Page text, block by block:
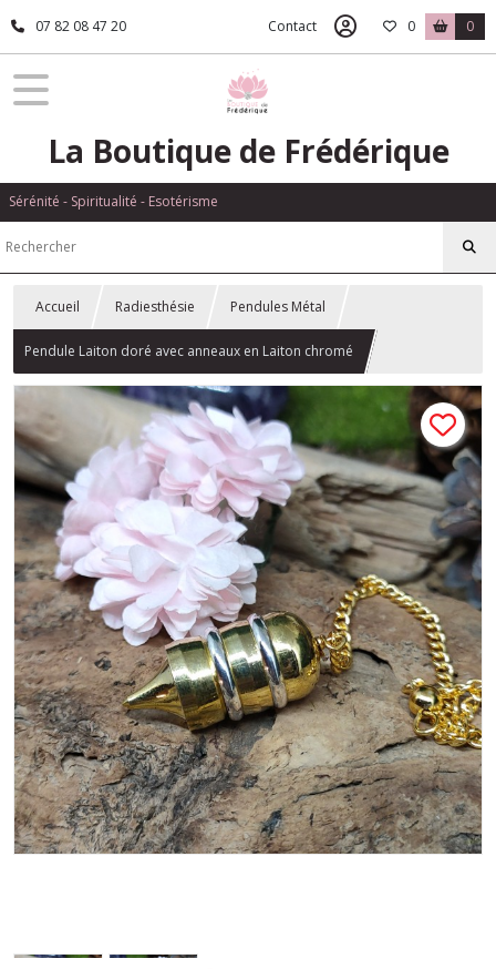
07 82 08 47 20 Contact 0 0
La Boutique de Frédérique
Sérénité - Spiritualité - Esotérisme
Accueil Radiesthésie Pendules Métal
Pendule Laiton doré avec anneaux en Laiton chromé